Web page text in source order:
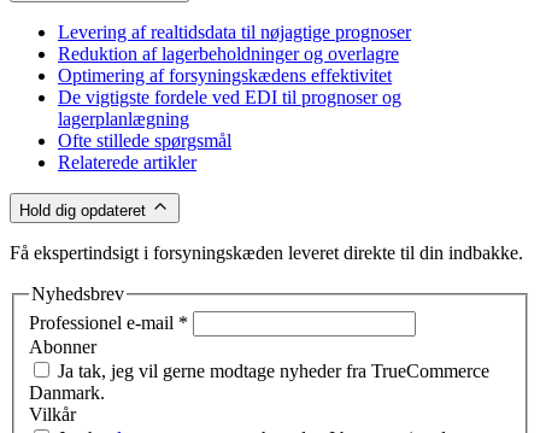
Levering af realtidsdata til nøjagtige prognoser
Reduktion af lagerbeholdninger og overlagre
Optimering af forsyningskædens effektivitet
De vigtigste fordele ved EDI til prognoser og
lagerplanlægning
Ofte stillede spørgsmål
Relaterede artikler
Hold dig opdateret
Få ekspertindsigt i forsyningskæden leveret direkte til din indbakke.
Nyhedsbrev
Professionel e-mail *
Abonner
Ja tak, jeg vil gerne modtage nyheder fra TrueCommerce
Danmark.
Vilkår